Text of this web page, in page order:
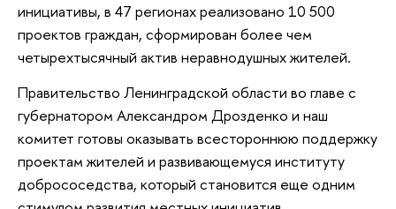
инициативы, в 47 регионах реализовано 10 500
проектов граждан, сформирован более чем
четырехтысячный актив неравнодушных жителей.
Правительство Ленинградской области во главе с
губернатором Александром Дрозденко и наш
комитет готовы оказывать всестороннюю поддержку
проектам жителей и развивающемуся институту
добрососедства, который становится еще одним